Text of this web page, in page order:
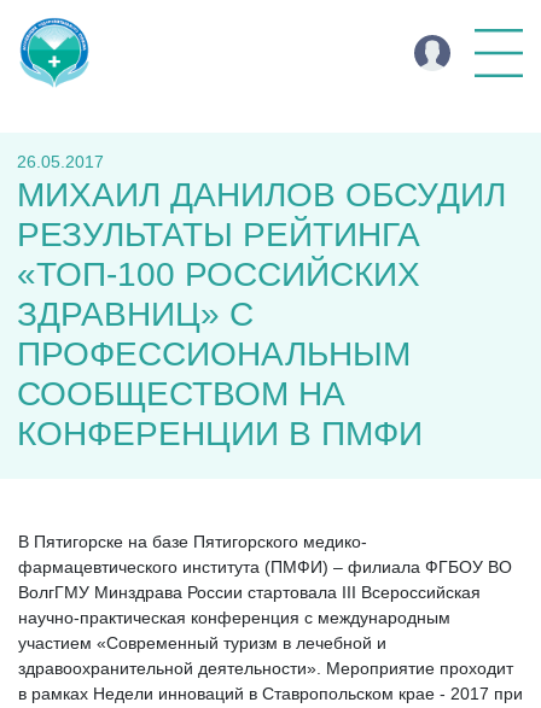
26.05.2017
МИХАИЛ ДАНИЛОВ ОБСУДИЛ
РЕЗУЛЬТАТЫ РЕЙТИНГА
«ТОП-100 РОССИЙСКИХ
ЗДРАВНИЦ» С
ПРОФЕССИОНАЛЬНЫМ
СООБЩЕСТВОМ НА
КОНФЕРЕНЦИИ В ПМФИ
В Пятигорске на базе Пятигорского медико-
фармацевтического института (ПМФИ) – филиала ФГБОУ ВО
ВолгГМУ Минздрава России стартовала III Всероссийская
научно-практическая конференция с международным
участием «Современный туризм в лечебной и
здравоохранительной деятельности». Мероприятие проходит
в рамках Недели инноваций в Ставропольском крае - 2017 при